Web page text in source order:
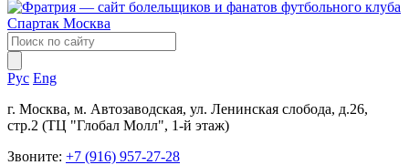
Рус Eng
г. Москва, м. Автозаводская, ул. Ленинская слобода, д.26,
стр.2 (ТЦ "Глобал Молл", 1-й этаж)
Звоните: +7 (916) 957-27-28